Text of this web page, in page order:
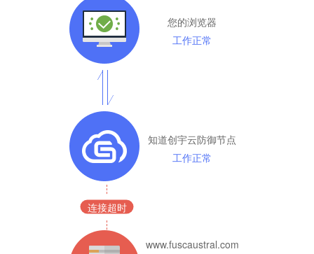
您的浏览器
工作正常
知道创宇云防御节点
工作正常
连接超时
www.fuscaustral.com